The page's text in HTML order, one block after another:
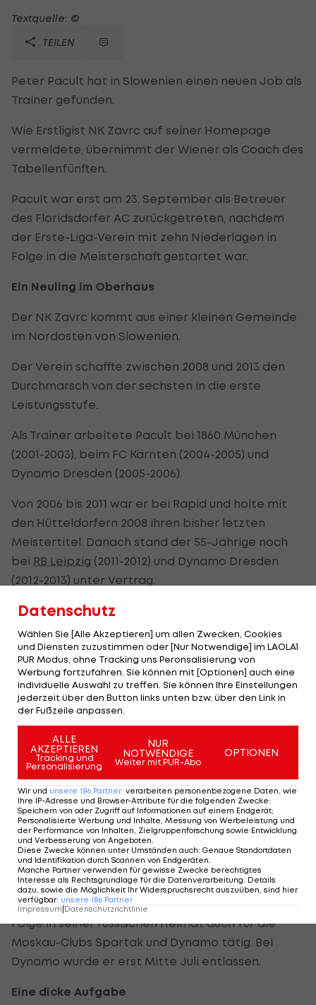
Textquelle: ©
TEILEN
Peter Pacult hat in Slowenien einen neuen Job als
Trainer gefunden.
Wie Erstligist NK Zavrc auf seiner Homepage
vermeldete, übernimmt der Wiener als Coach des
Tabellenfünften.
Pacult war erst am 23. September als Betreuer
des Floridsdorfer AC zurückgetreten, nachdem
der Erste-Liga-Verein mit zehn Niederlagen in
Folge in die Meisterschaft gestartet war.
Ein Neuling im Oberhaus
Der NK Zavrc kommt aus einer kleinen Gemeinde
im Nordosten von Slowenien.
Der Verein schaffte zwischen 2008 und 2013 den
Durchmarsch von der sechsten in die erste
Leistungsstufe.
Als Trainer arbeitete Pacult bei 1860 München
(2001-2003), beim FC Kärnten (2004-2005) und
Dynamo Dresden (2005-2006).
Von 2006 bis 2011 war er bei Rapid und holte mit
den Hütteldorfern 2008 ihren bisher letzten
Meistertitel. Danach stand der 55-Jährige noch
bei RB Leipzig (2011-2012) und Dynamo Dresden
(2012-2013) unter Vertrag.
Seit seiner Entlassung in Dresden am 18. August
2013 war Pacult bis zum Engagement beim FAC
ohne Trainer-Arbeitsplatz gewesen.
Zwischenüberschrift
Auch Stanislaw Tschertschessow hat eine neue
Beschäftigung gefunden.
Der ehemalige Tormann und Trainer des FC Tirol
unterzeichnete beim polnischen Cupsieger Legia
Warschau einen Vertrag bis Saisonende und tritt
die Nachfolge des entlassenen norwegischen Ex-
Internationalen Henning Berg an. Dieser war bei
Legia seit Anfang 2014 im Amt.
Tschertschessow sammelte seine ersten
Trainererfahrungen in Österreich und war in der
Folge in seiner russischen Heimat auch für die
Moskau-Clubs Spartak und Dynamo tätig. Bei
Dynamo wurde er erst Mitte Juli entlassen.
Eine dicke Aufgabe
Datenschutz
Wählen Sie [Alle Akzeptieren] um allen Zwecken, Cookies
und Diensten zuzustimmen oder [Nur Notwendige] im LAOLA1
PUR Modus, ohne Tracking uns Peronsalisierung von
Werbung fortzufahren. Sie können mit [Optionen] auch eine
individuelle Auswahl zu treffen. Sie können Ihre Einstellungen
jederzeit über den Button links unten bzw. über den Link in
der Fußzeile anpassen.
ALLE
AKZEPTIEREN
Tracking und
Personalisierung
NUR
NOTWENDIGE
Weiter mit PUR-Abo
OPTIONEN
Wir und unsere 186 Partner verarbeiten personenbezogene Daten, wie
Ihre IP-Adresse und Browser-Attribute für die folgenden Zwecke:
Speichern von oder Zugriff auf Informationen auf einem Endgerät;
Personalisierte Werbung und Inhalte, Messung von Werbeleistung und
der Performance von Inhalten, Zielgruppenforschung sowie Entwicklung
und Verbesserung von Angeboten.
Diese Zwecke können unter Umständen auch: Genaue Standortdaten
und Identifikation durch Scannen von Endgeräten.
Manche Partner verwenden für gewisse Zwecke berechtigtes
Interesse als Rechtsgrundlage für die Datenverarbeitung. Details
dazu, sowie die Möglichkeit Ihr Widerspruchsrecht auszuüben, sind hier
verfügbar: unsere 186 Partner
Impressum Datenschutzrichtlinie